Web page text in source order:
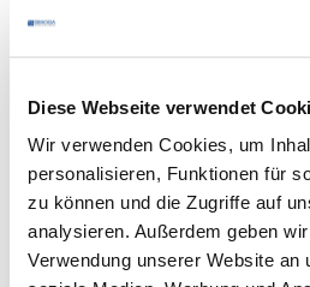
Diese Webseite verwendet
Wir verwenden Cookies, um
personalisieren, Funktionen für
zu können und die Zugriffe auf
analysieren. Außerdem geben
Verwendung unserer Website an
Badische
mit Sitz in Rothaus im